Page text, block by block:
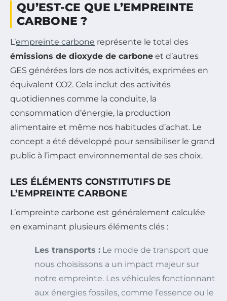
QU’EST-CE QUE L’EMPREINTE
CARBONE ?
L’empreinte carbone représente le total des
émissions de dioxyde de carbone et d’autres
GES générées lors de nos activités, exprimées en
équivalent CO2. Cela inclut des activités
quotidiennes comme la conduite, la
consommation d’énergie, la production
alimentaire et même nos habitudes d’achat. Le
concept a été développé pour sensibiliser le grand
public à l’impact environnemental de ses choix.
LES ÉLÉMENTS CONSTITUTIFS DE
L’EMPREINTE CARBONE
L’empreinte carbone est généralement calculée
en examinant plusieurs éléments clés :
Les transports : Le mode de transport que
nous choisissons a un impact majeur sur
notre empreinte. Les véhicules fonctionnant
aux énergies fossiles, comme l’essence ou le